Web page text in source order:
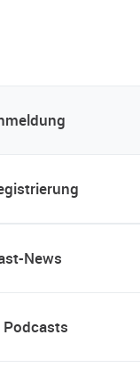
News
Podcasts